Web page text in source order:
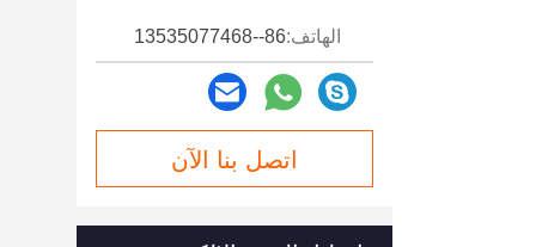
الهاتف:86--13535077468
اتصل بنا الآن